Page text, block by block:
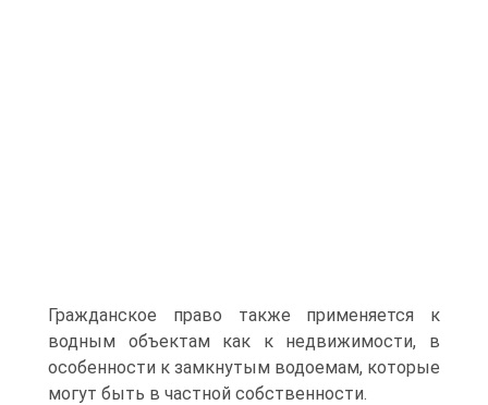
Гражданское право также применяется к
водным объектам как к недвижимости, в
особенности к замкнутым водоемам, которые
могут быть в частной собственности.